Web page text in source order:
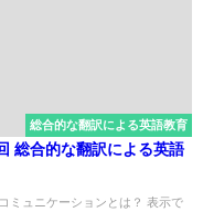
総合的な翻訳による英語教育
総合的な翻訳による英語
ミュニケーションとは？ 表示で